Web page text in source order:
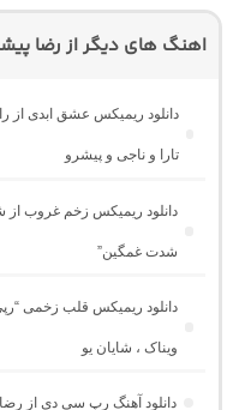
اهنگ های دیگر از رضا
دانلود ریمیکس عشق ابدی از
تارا و ناجی و پیشرو
دانلود ریمیکس زخم غروب از
شدت غمگین”
دانلود ریمیکس قلب زخمی
ویناک ، شایان یو
دانلود آهنگ رپ سی دی از